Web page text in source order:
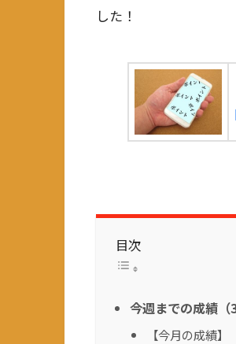
した！
目次
今週までの成績（
【今月の成績】